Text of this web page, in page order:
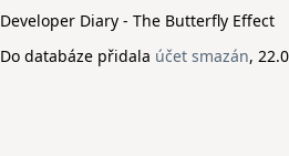
Developer Diary - The Butterfly Effect
Do databáze přidala účet smazán,